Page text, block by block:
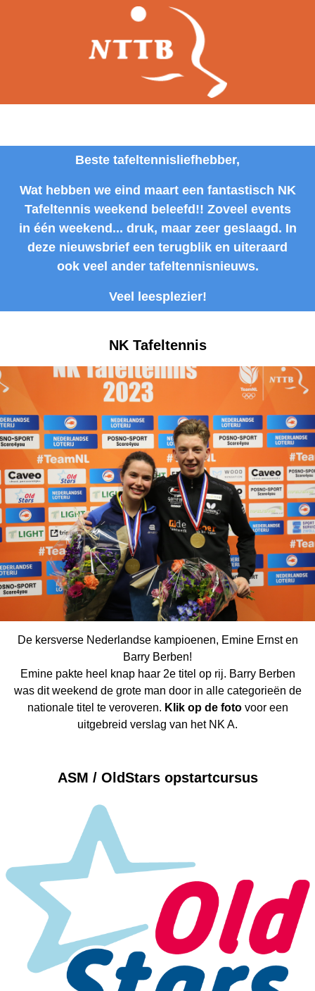
Beste tafeltennisliefhebber,
Wat hebben we eind maart een fantastisch NK
Tafeltennis weekend beleefd!! Zoveel events
in één weekend... druk, maar zeer geslaagd. In
deze nieuwsbrief een terugblik en uiteraard
ook veel ander tafeltennisnieuws.
Veel leesplezier!
NK Tafeltennis
De kersverse Nederlandse kampioenen, Emine Ernst en
Barry Berben!
Emine pakte heel knap haar 2e titel op rij. Barry Berben
was dit weekend de grote man door in alle categorieën de
nationale titel te veroveren. Klik op de fotovoor een
uitgebreid verslag van het NK A.
ASM / OldStars opstartcursus